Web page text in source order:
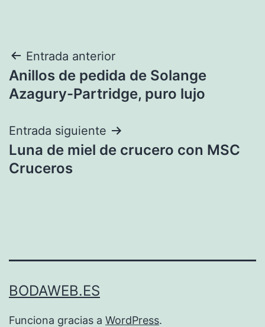
Navegación
de
Entrada anterior
Anillos de pedida de Solange
Azagury-Partridge, puro lujo
Entrada siguiente
Luna de miel de crucero con MSC
Cruceros
BODAWEB.ES
Funciona gracias a WordPress.